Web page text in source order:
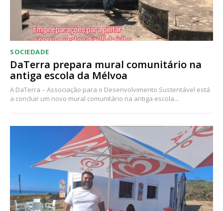
SOCIEDADE
DaTerra prepara mural comunitário na
antiga escola da Mélvoa
A DaTerra – Associação para o Desenvolvimento Sustentável está
a concluir um novo mural comunitário na antiga escola...